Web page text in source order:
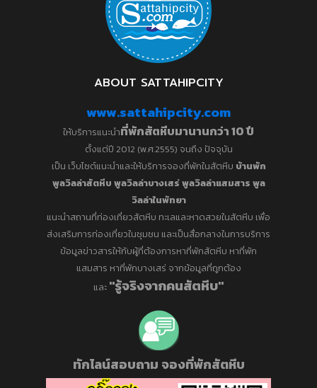
ABOUT SATTAHIPCITY
www.sattahipcity.com
ให้บริการแนะนำที่พักสัตหีบมานานกว่า 10 ปี
ตั้งแต่ปี 2012 (พ.ศ.2555) จนถึง ปัจจุบัน
เป็น เว็บไซต์แนะนำและให้บริการจองที่พักในสัตหีบ บ้านพัก
พูลวิลล่าสัตหีบ พูลวิลล่าบางเสร่พูลวิลล่าแสมสาร พูล
วิลล่าในพัทยา
แนะนำสถานที่ท่องเที่ยวสัตหีบ ทะเลและหาดสวยในสัตหีบ เพื่อ
ส่งเสริมการท่องเที่ยวในชุมชน และเป็นสื่อกลางในการบริการ
ข้อมูลข่าวสารให้กับผู้ที่ต้องการหาที่พักสัตหีบ หาที่พัก
แสมสาร หาที่พักบางเสร่ จากข้อมูลที่ถูกต้อง
และ "รู้จริงจากคนสัตหีบ"
ทักไลน์สอบถาม จองที่พักสัตหีบ